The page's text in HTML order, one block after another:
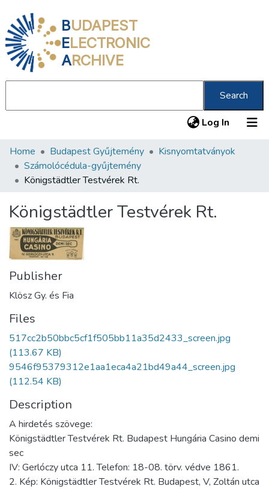
BUDAPEST
ELECTRONIC
ARCHIVE
Search
Log In (current)
Communities & Collections
All of DSpace
About us
Home Budapest Gyűjtemény
Kisnyomtatványok
Számolócédula-gyűjtemény
Königstädtler Testvérek Rt.
Königstädtler Testvérek Rt.
Publisher
Klösz Gy. és Fia
Files
517cc2b50bbc5cf1f505bb11a35d2433_screen.jpg
(113.67 KB)
9546f95379312e1aa1eca4a21bd49a44_screen.jpg
(112.54 KB)
Description
A hirdetés szövege:
Königstädtler Testvérek Rt. Budapest Hungária Casino demi
sec
IV: Gerlóczy utca 11. Telefon: 18-08. törv. védve 1861.
2. Kép: Königstädtler Testvérek Rt. Budapest, V, Zoltán utca